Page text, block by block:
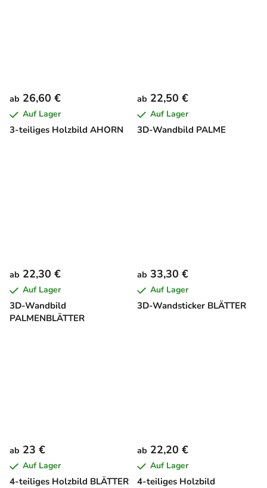
3-teiliges Holzbild AHORN
ab 26,60 €
Auf Lager
3D-Wandbild PALME
ab 22,50 €
Auf Lager
3D-Wandbild
PALMENBLÄTTER
ab 22,30 €
Auf Lager
3D-Wandsticker BLÄTTER
ab 33,30 €
Auf Lager
4-teiliges Holzbild BLÄTTER
ab 23 €
Auf Lager
4-teiliges Holzbild
ab 22,20 €
Auf Lager